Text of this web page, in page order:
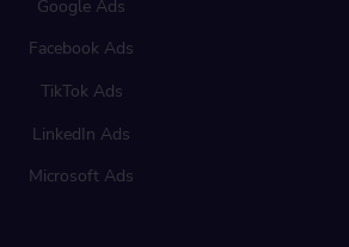
Google Ads
Facebook Ads
TikTok Ads
LinkedIn Ads
Microsoft Ads